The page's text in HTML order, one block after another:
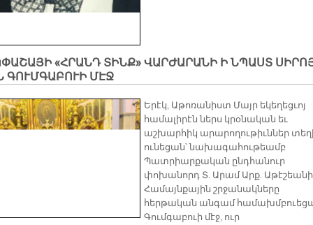
«ՀՐԱՆԴ ՏԻՆՔ» ՎԱՐԺԱՐԱՆԻ Ի ՆՊԱՍՏ
ԳՈՒՄԳԱԲՈՒԻ ՄԷՋ
Երէկ, Աթոռանիստ Մայր եկեղեցւոյ
համալիրէն ներս կրօնական եւ
աշխարհիկ արարողութիւններ
ունեցան՝ նախագահութեամբ
Պատրիարքական ընդհանուր
փոխանորդ Տ. Արամ Արք.
Համայնքային շրջանակները
հերթական անգամ
Գումգաբուի մէջ, ուր